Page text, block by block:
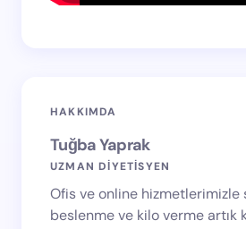
HAKKIMDA
Tuğba Yaprak
UZMAN DİYETİSYEN
Ofis ve online hizmetlerimizle
beslenme ve kilo verme artık